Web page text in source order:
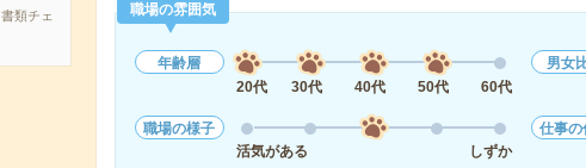
書類チェ
職場の雰囲気
年齢層
20代
30代 40代 50代 60代
男女
職場の様子
活気がある
しずか
仕事の